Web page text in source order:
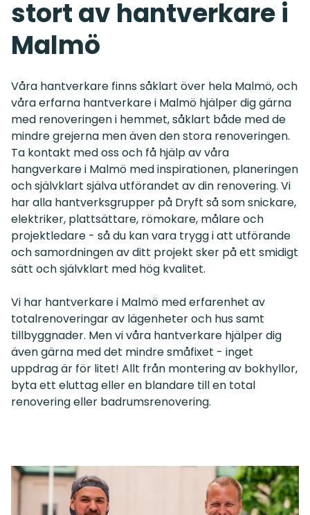
stort av hantverkare i
Malmö
Våra hantverkare finns såklart över hela Malmö, och
våra erfarna hantverkare i Malmö hjälper dig gärna
med renoveringen i hemmet, såklart både med de
mindre grejerna men även den stora renoveringen.
Ta kontakt med oss och få hjälp av våra
hangverkare i Malmö med inspirationen, planeringen
och självklart själva utförandet av din renovering. Vi
har alla hantverksgrupper på Dryft så som snickare,
elektriker, plattsättare, römokare, målare och
projektledare - så du kan vara trygg i att utförande
och samordningen av ditt projekt sker på ett smidigt
sätt och självklart med hög kvalitet.
Vi har hantverkare i Malmö med erfarenhet av
totalrenoveringar av lägenheter och hus samt
tillbyggnader. Men vi våra hantverkare hjälper dig
även gärna med det mindre småfixet - inget
uppdrag är för litet! Allt från montering av bokhyllor,
byta ett eluttag eller en blandare till en total
renovering eller badrumsrenovering.